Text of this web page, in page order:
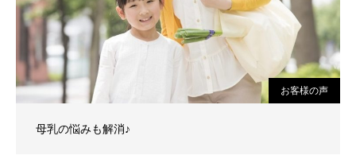
お客様の声
母乳の悩みも解消♪